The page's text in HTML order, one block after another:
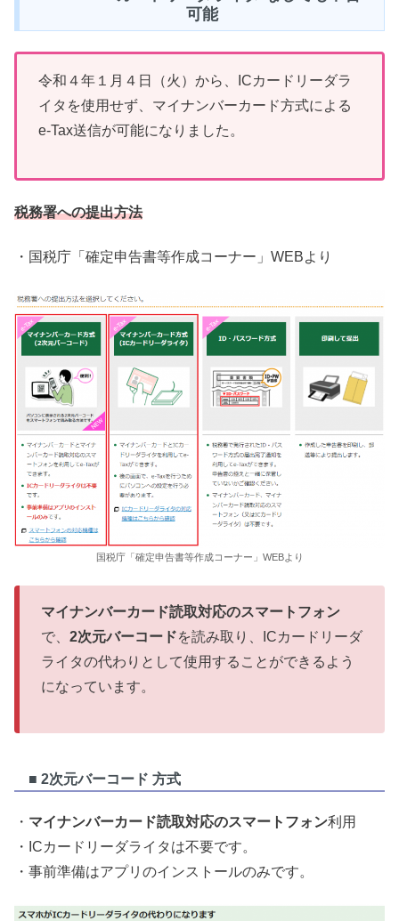
可能
令和４年１月４日（火）から、ICカードリーダラ
イタを使用せず、マイナンバーカード方式による
e-Tax送信が可能になりました。
税務署への提出方法
・国税庁「確定申告書等作成コーナー」WEBより
国税庁「確定申告書等作成コーナー」WEBより
マイナンバーカード読取対応のスマートフォン
で、 2次元バーコードを読み取り、ICカードリーダ
ライタの代わりとして使用することができるよう
になっています。
■ 2次元バーコード 方式
・ マイナンバーカード読取対応のスマートフォン利用
・ICカードリーダライタは不要です。
・事前準備はアプリのインストールのみです。